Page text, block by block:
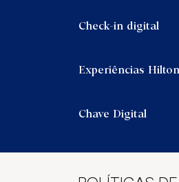
Check-in digital
Experiências
Chave Digital